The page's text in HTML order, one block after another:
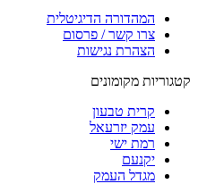
המהדורה הדיגיטלית
צרו קשר / פרסום
הצהרת נגישות
קטגוריות מקומונים
קרית טבעון
עמק יזרעאל
רמת ישי
יקנעם
מגדל העמק